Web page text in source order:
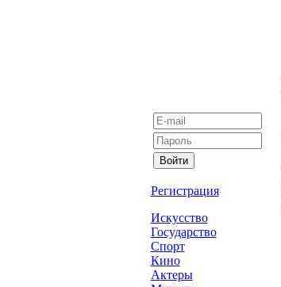
Регистрация
Искусство
Государство
Спорт
Кино
Актеры